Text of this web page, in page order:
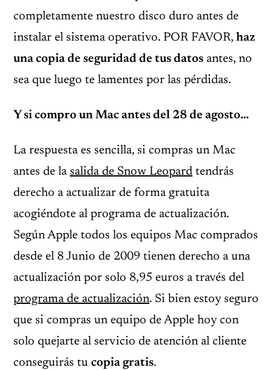
completamente nuestro disco duro antes de
instalar el sistema operativo. POR FAVOR, haz
una copia de seguridad de tus datos antes, no
sea que luego te lamentes por las pérdidas.
Y si compro un Mac antes del 28 de agosto…
La respuesta es sencilla, si compras un Mac
antes de la salida de Snow Leopard tendrás
derecho a actualizar de forma gratuita
acogiéndote al programa de actualización.
Según Apple todos los equipos Mac comprados
desde el 8 Junio de 2009 tienen derecho a una
actualización por solo 8,95 euros a través del
programa de actualización. Si bien estoy seguro
que si compras un equipo de Apple hoy con
solo quejarte al servicio de atención al cliente
conseguirás tu copia gratis.